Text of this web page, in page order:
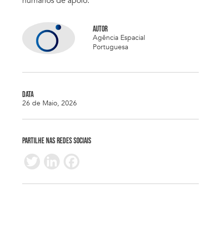
AUTOR
Agência Espacial
Portuguesa
DATA
26 de Maio, 2026
PARTILHE NAS REDES SOCIAIS
T
wi
Li
n
F
ac